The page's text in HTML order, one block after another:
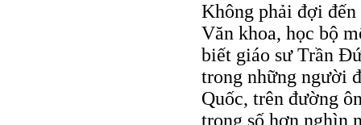
Không phải đợi
Văn khoa, học bộ
biết giáo sư Trần
trong những người
Quốc, trên đường
trong số hơn nghìn